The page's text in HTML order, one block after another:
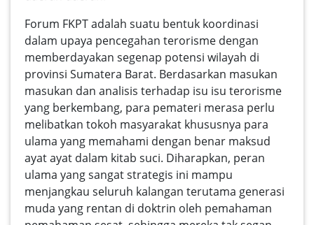
Forum FKPT adalah suatu bentuk koordinasi
dalam upaya pencegahan terorisme dengan
memberdayakan segenap potensi wilayah di
provinsi Sumatera Barat. Berdasarkan masukan
masukan dan analisis terhadap isu isu terorisme
yang berkembang, para pemateri merasa perlu
melibatkan tokoh masyarakat khususnya para
ulama yang memahami dengan benar maksud
ayat ayat dalam kitab suci. Diharapkan, peran
ulama yang sangat strategis ini mampu
menjangkau seluruh kalangan terutama generasi
muda yang rentan di doktrin oleh pemahaman